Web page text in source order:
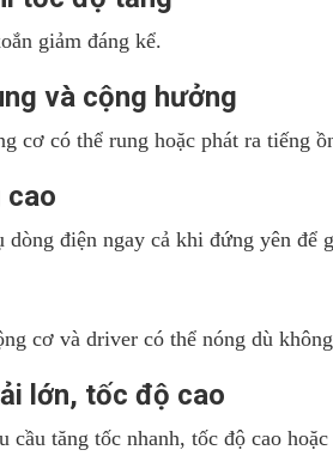
giảm đáng kể.
và cộng hưởng
cơ có thể rung hoặc phát ra tiếng
cao
điện ngay cả khi đứng yên để
cơ và driver có thể nóng dù
lớn, tốc độ cao
cầu tăng tốc nhanh, tốc độ cao